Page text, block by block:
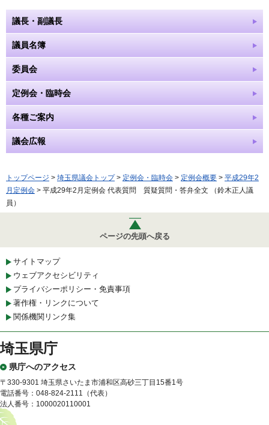
議長・副議長
議員名簿
委員会
定例会・臨時会
各種ご案内
議会広報
トップページ > 埼玉県議会トップ> 定例会・臨時会 > 定例会概要 > 平成29年2
月定例会 > 平成29年2月定例会 代表質問 質疑質問・答弁全文 （鈴木正人議
員）
ページの先頭へ戻る
サイトマップ
ウェブアクセシビリティ
プライバシーポリシー・免責事項
著作権・リンクについて
関係機関リンク集
埼玉県庁
県庁へのアクセス
〒330-9301 埼玉県さいたま市浦和区高砂三丁目15番1号
電話番号：048-824-2111（代表）
法人番号：1000020110001